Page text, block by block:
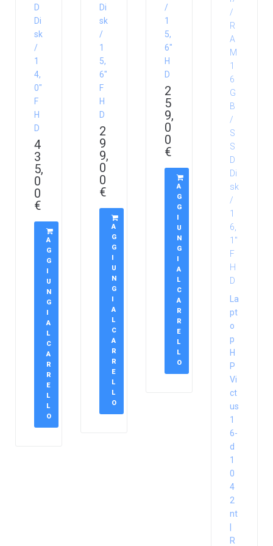
D
Di
sk
/
1
4,
0″
F
H
D
4
3
5,
0
0
€
A
G
G
I
U
N
G
I
A
L
C
A
R
R
E
L
L
O
Di
sk
/
1
5,
6″
F
H
D
2
9
9,
0
0
€
A
G
G
I
U
N
G
I
A
L
C
A
R
R
E
L
L
O
/
1
5,
6″
H
D
2
5
9,
0
0
€
A
G
G
I
U
N
G
I
A
L
C
A
R
R
E
L
L
O
La
pt
o
p
H
P
Vi
ct
us
1
6-
d
1
0
4
2
nt
R